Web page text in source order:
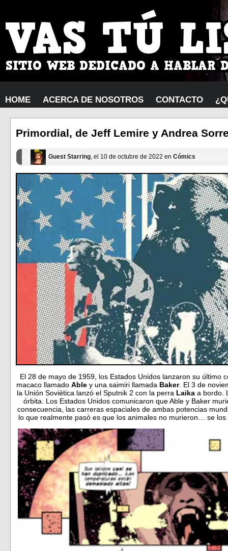
HOME ACERCA DE NOSOTROS CONTACTO
Primordial, de Jeff Lemire y Andrea
Guest Starring, el 10 de octubre de 2022 en Cómics
El 28 de mayo de 1959, los Estados Unidos lanzaron su último
macaco llamadoAble y una saimiri llamada Baker. El 3 de
la Unión Soviética lanzó el Sputnik 2 con la perra Laikaa bordo.
órbita. Los Estados Unidos comunicaron que Able y Baker
consecuencia, las carreras espaciales de ambas potencias
lo que realmente pasó es que los animales no murieron… se